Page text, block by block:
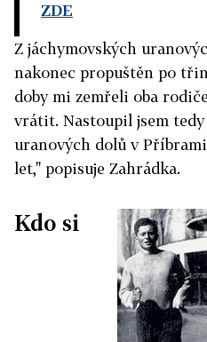
ZDE
Z jáchymovských
nakonec propuštěn po
doby mi zemřeli oba
vrátit. Nastoupil jsem tedy
uranových dolů v
let," popisuje Zahrádka.
Kdo si